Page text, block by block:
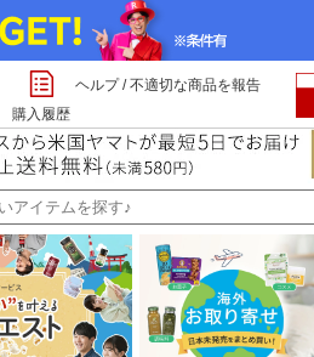
購入履歴
ヘルプ/不適切な商品を報告